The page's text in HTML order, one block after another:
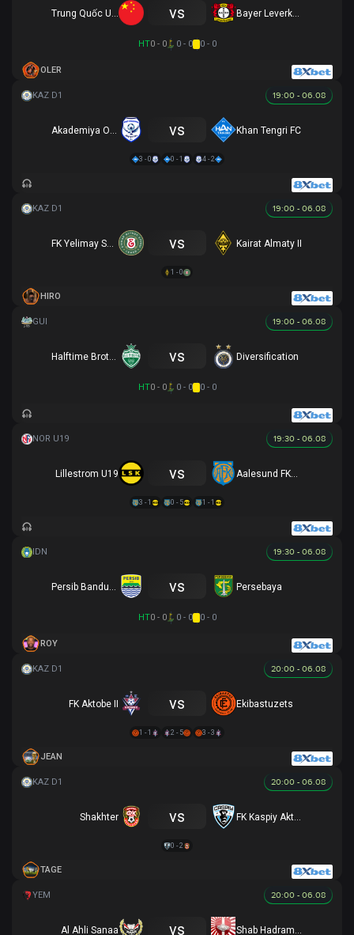
vs Bayer Leverkusen U17
HT0 - 0 0 - 0 0 - 0
OLER
19:00 - 06.08
vs Khan Tengri FC
3 - 0 0 - 1 4 - 2
19:00 - 06.08
FK Yelimay Semey B vs Kairat Almaty II
1 - 0
HIRO
19:00 - 06.08
Halftime Brothers vs Diversification
HT0 - 0 0 - 0 0 - 0
19:30 - 06.08
Lillestrom U19 vs Aalesund FKU19
3 - 1 0 - 5 1 - 1
19:30 - 06.08
vs Persebaya
HT0 - 0 0 - 0 0 - 0
ROY
20:00 - 06.08
FK Aktobe II vs Ekibastuzets
1 - 1 2 - 5 3 - 3
JEAN
20:00 - 06.08
Shakhter vs FK Kaspiy Aktau B
0 - 2
TAGE
20:00 - 06.08
Al Ahli Sanaa vs